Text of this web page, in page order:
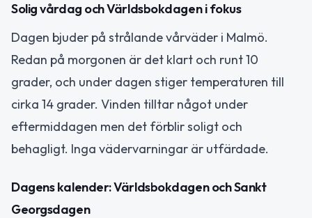
Solig vårdag och Världsbokdagen i fokus
Dagen bjuder på strålande vårväder i Malmö.
Redan på morgonen är det klart och runt 10
grader, och under dagen stiger temperaturen till
cirka 14 grader. Vinden tilltar något under
eftermiddagen men det förblir soligt och
behagligt. Inga vädervarningar är utfärdade.
Dagens kalender: Världsbokdagen och Sankt
Georgsdagen